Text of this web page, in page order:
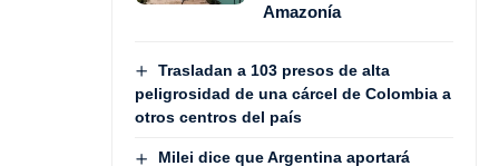
Amazonía
Trasladan a 103 presos de alta
peligrosidad de una cárcel de Colombia a
otros centros del país
Milei dice que Argentina aportará